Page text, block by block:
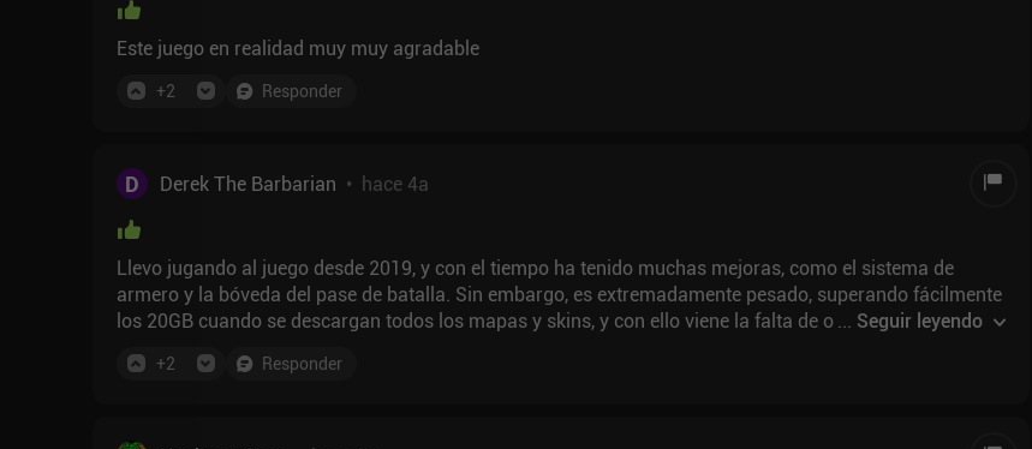
Este juego en realidad muy muy agradable
+2 Responder
D Derek The Barbarian • hace 4a
Llevo jugando al juego desde 2019, y con el tiempo ha tenido muchas mejoras, como el sistema de
armero y la bóveda del pase de batalla. Sin embargo, es extremadamente pesado, superando fácilmente
los 20GB cuando se descargan todos los mapas y skins, y con ello viene la falta de optimización, muy
pero sigue siendo un juego en el que merece la pena invertir.
... Seguir leyendo
+2 Responder